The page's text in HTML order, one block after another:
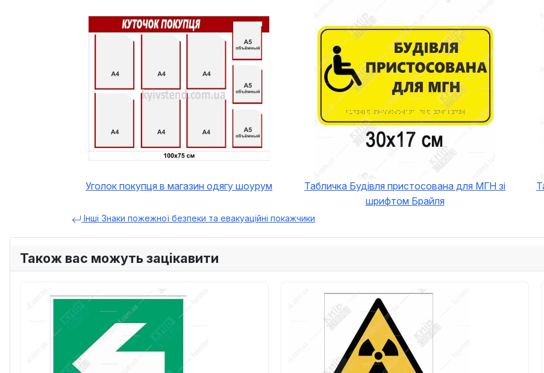
Уголок покупця в магазин одягу шоурум
Табличка Будівля пристосована для МГН зі
шрифтом Брайля
Інші Знаки пожежної безпеки та евакуаційні покажчики
Також вас можуть зацікавити